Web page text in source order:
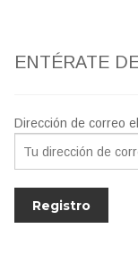
ENTÉRATE
Dirección de correo